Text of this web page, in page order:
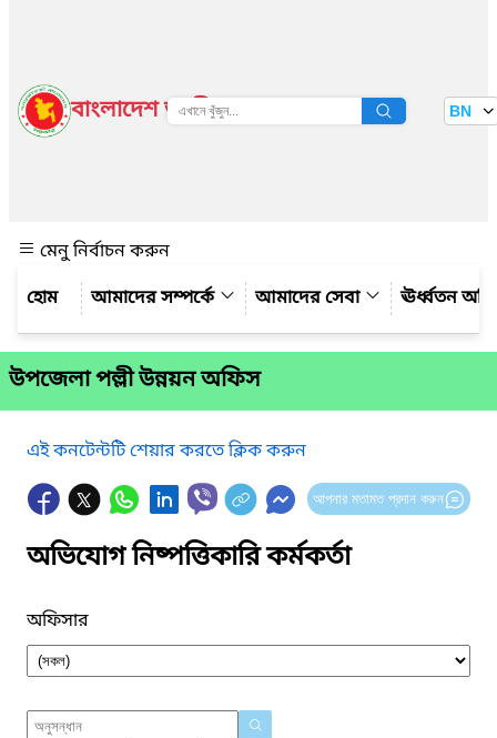
বাংলাদেশ জাতীয় তথ্য বাতায়ন BN
মেনু নির্বাচন করুন
আমাদের সম্পর্কে
আমাদের সেবা ঊর্ধ্বতন
উপজেলা পল্লী উন্নয়ন অফিস
এই কনটেন্টটি শেয়ার করতে ক্লিক করুন
আপনার মতামত প্রদান করুন
অভিযোগ নিষ্পত্তিকারি কর্মকর্তা
অফিসার